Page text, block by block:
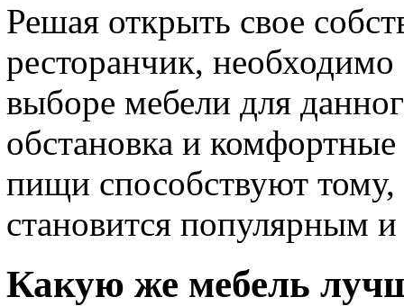
Решая открыть свое
ресторанчик,
выборе мебели для
обстановка и
пищи способствуют
становится популярным
Какую же мебель